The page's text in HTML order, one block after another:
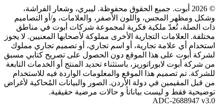
© 2026 أبوت. جميع الحقوق محفوظة. ليبري، وشعار الفراشة،
وشكل ومظهر المجس، واللون الأصفر، والعلامات، و/أو التصاميم
ذات الصلة، تُعدّ ملكية فكرية لمجموعة شركات أبوت في مناطق
مختلفة. العلامات التجارية الأخرى مملوكة لأصحابها المعنيين. لا يجوز
استخدام أي علامة تجارية، أو اسم تجاري، أو تصميم تجاري مملوك
لشركة أبوت على هذا الموقع دون الحصول على تصريح كتابي مسبق
من شركة أبوت لابوراتوريز، باستثناء تحديد المنتج أو الخدمات التابعة
للشركة. تم تصميم هذا الموقع والمعلومات الواردة فيه للاستخدام
من قبل المقيمين في دولة الأردن. الصور والبيانات المُحاكية لأغراض
توضيحية فقط و ليست بياناتأ و حالات مرضية حقيقية.
ADC-2688947 v3.0